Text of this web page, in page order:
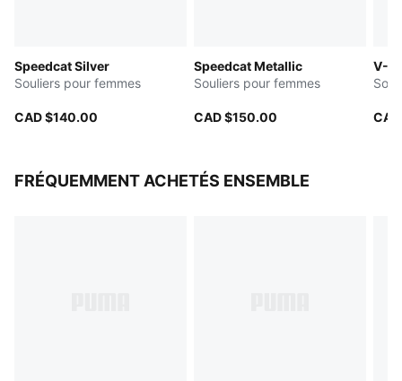
Speedcat Silver
Souliers pour femmes
CAD $140.00
Speedcat Metallic
Souliers pour femmes
CAD $150.00
V-
FRÉQUEMMENT ACHETÉS ENSEMBLE